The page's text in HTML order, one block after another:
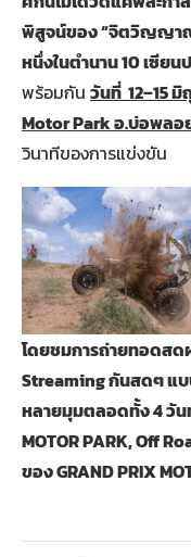
พิสูจน์ของ “จิตวิญญาณ
หนึ่งในตำนาน 10 เซีย
พร้อมกัน วันที่ 12–15
Motor Park อ.บ่อพล
วินาทีของการแข่งขัน
โดยชมการถ่ายทอดสด
Streaming กันสดๆ แ
หลายมุมตลอดทั้ง 4 วัน
MOTOR PARK, Off
ของ GRAND PRIX